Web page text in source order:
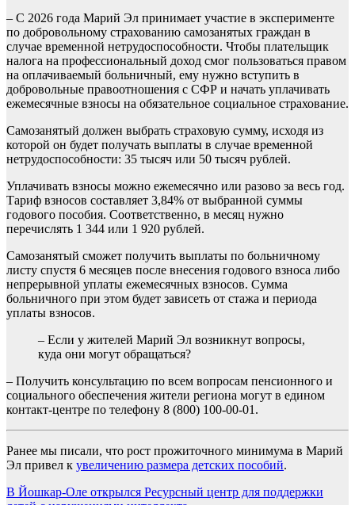
– С 2026 года Марий Эл принимает участие в эксперименте
по добровольному страхованию самозанятых граждан в
случае временной нетрудоспособности. Чтобы плательщик
налога на профессиональный доход смог пользоваться правом
на оплачиваемый больничный, ему нужно вступить в
добровольные правоотношения с СФР и начать уплачивать
ежемесячные взносы на обязательное социальное страхование.
Самозанятый должен выбрать страховую сумму, исходя из
которой он будет получать выплаты в случае временной
нетрудоспособности: 35 тысяч или 50 тысяч рублей.
Уплачивать взносы можно ежемесячно или разово за весь год.
Тариф взносов составляет 3,84% от выбранной суммы
годового пособия. Соответственно, в месяц нужно
перечислять 1 344 или 1 920 рублей.
Самозанятый сможет получить выплаты по больничному
листу спустя 6 месяцев после внесения годового взноса либо
непрерывной уплаты ежемесячных взносов. Сумма
больничного при этом будет зависеть от стажа и периода
уплаты взносов.
– Если у жителей Марий Эл возникнут вопросы,
куда они могут обращаться?
– Получить консультацию по всем вопросам пенсионного и
социального обеспечения жители региона могут в едином
контакт-центре по телефону 8 (800) 100-00-01.
Ранее мы писали, что рост прожиточного минимума в Марий
Эл привел к увеличению размера детских пособий.
Навигация
В Йошкар-Оле открылся Ресурсный центр для поддержки